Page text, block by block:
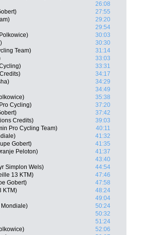
26:08
27:55
29:20
29:54
30:03
30:30
Team)
31:14
33:03
33:31
34:17
34:29
34:49
35:38
Cycling)
37:20
37:42
Credits)
39:03
Pro Cycling Team)
40:11
41:32
Gobert)
41:35
Peloton)
41:37
43:40
Simplon Wels)
44:54
13 KTM)
47:46
Gobert)
47:58
KTM)
48:24
49:04
Mondiale)
50:24
50:32
51:24
52:06